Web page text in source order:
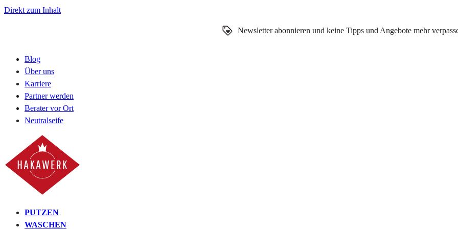
Direkt zum Inhalt
Newsletter abonnieren und keine Tipps und Angebote mehr
Blog
Über uns
Karriere
Partner werden
Berater vor Ort
Neutralseife
PUTZEN
WASCHEN